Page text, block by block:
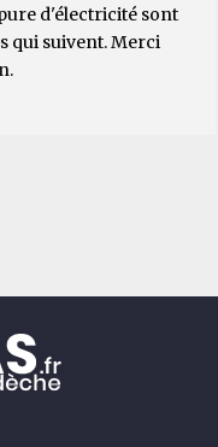
d'électricité sont
qui suivent. Merci